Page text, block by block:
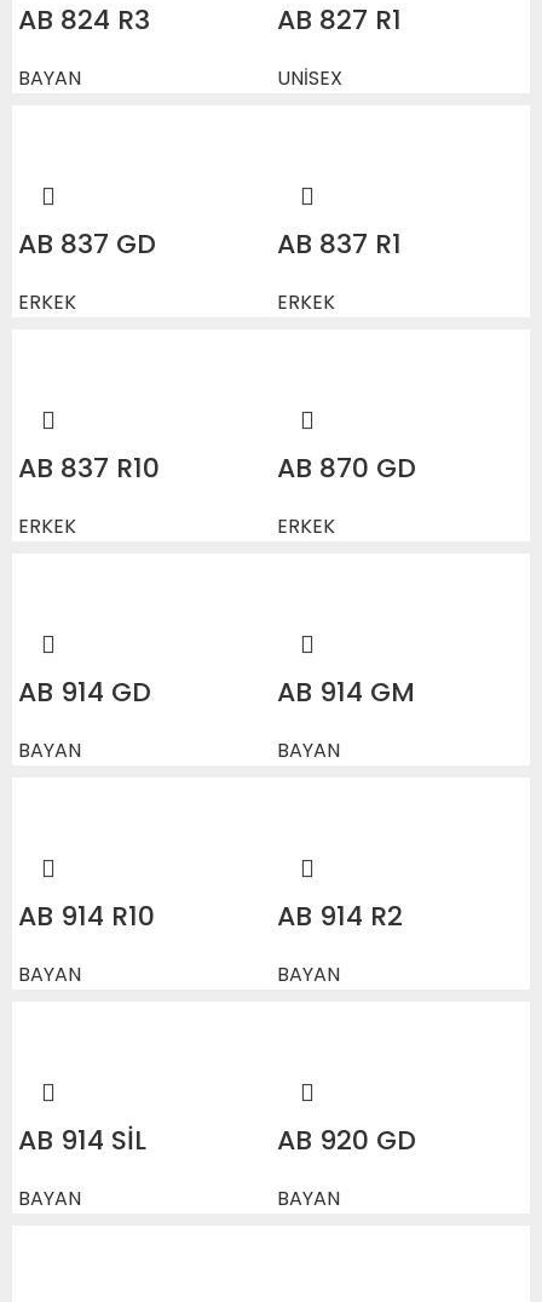
AB 824 R3
BAYAN
AB 827 R1
UNİSEX
AB 837 GD
ERKEK
AB 837 R1
ERKEK
AB 837 R10
ERKEK
AB 870 GD
ERKEK
AB 914 GD
BAYAN
AB 914 GM
BAYAN
AB 914 R10
BAYAN
AB 914 R2
BAYAN
AB 914 SİL
BAYAN
AB 920 GD
BAYAN